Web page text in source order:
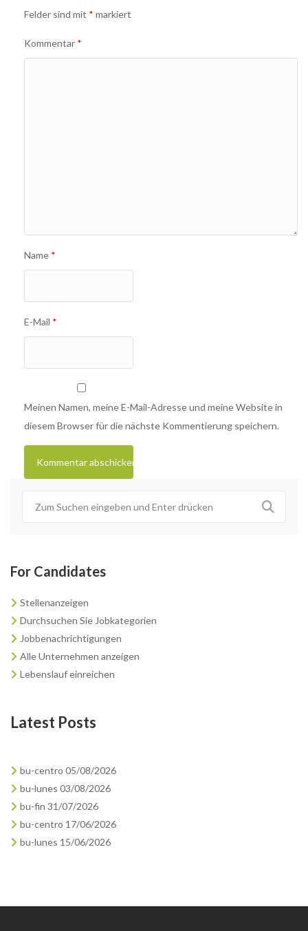
Felder sind mit * markiert
Kommentar *
Name *
E-Mail *
Meinen Namen, meine E-Mail-Adresse und meine Website in
diesem Browser für die nächste Kommentierung speichern.
For Candidates
Stellenanzeigen
Durchsuchen Sie Jobkategorien
Jobbenachrichtigungen
Alle Unternehmen anzeigen
Lebenslauf einreichen
Latest Posts
bu-centro 05/08/2026
bu-lunes 03/08/2026
bu-fin 31/07/2026
bu-centro 17/06/2026
bu-lunes 15/06/2026